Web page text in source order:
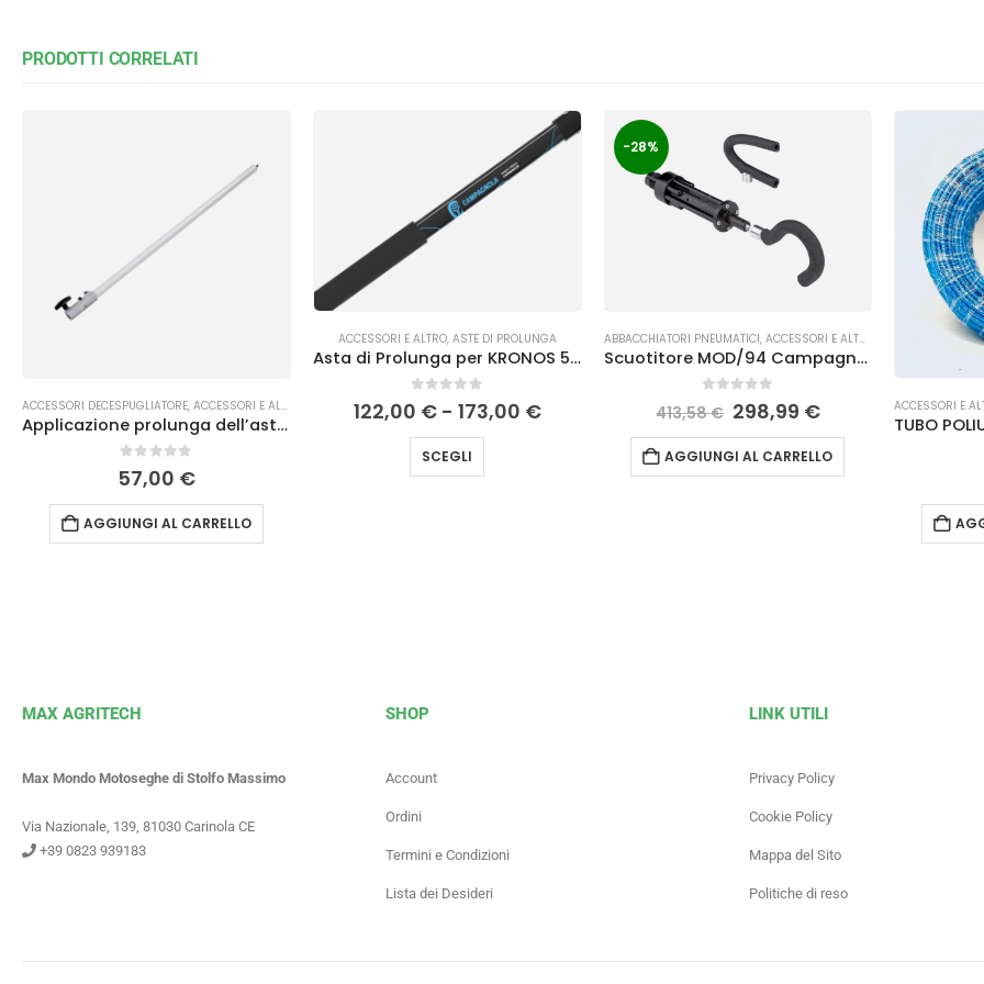
PRODOTTI CORRELATI
ACCESSORI DECESPUGLIATORE, ACCESSORI E ALTRO
Applicazione prolunga dell’asta EFCO
0 Su 5
57,00 €
AGGIUNGI AL CARRELLO
ACCESSORI E ALTRO, ASTE DI PROLUNGA
Asta di Prolunga per KRONOS 58 Campagnola
0 Su 5
122,00 € - 173,00 €
SCEGLI
-28%
ABBACCHIATORI PNEUMATICI, ACCESSORI E ALTRO ACCESSORI
Scuotitore MOD/94 Campagnola
Su 5
413,58€ 298,99 €
AGGIUNGI AL CARRELLO
ACCESSORI E
MAX AGRITECH
Max Mondo Motoseghe di Stolfo Massimo
Via Nazionale, 139, 81030 Carinola CE
+39 0823 939183
SHOP
Account
Ordini
Termini e Condizioni
Lista dei Desideri
LINK UTILI
Privacy Policy
Cookie Policy
Mappa del Sito
Politiche di reso